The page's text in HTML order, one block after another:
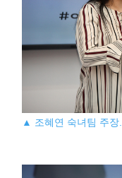
▲ 조혜연 숙녀팀 주장.